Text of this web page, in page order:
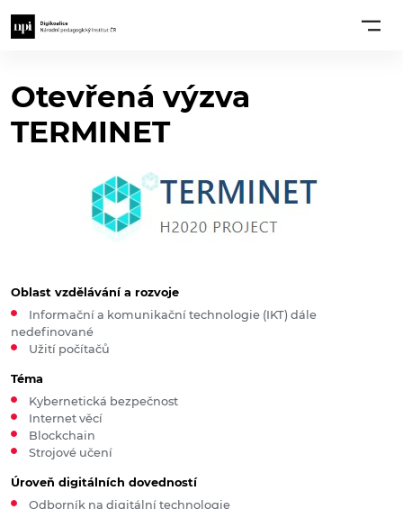
Otevřená výzva
TERMINET
Oblast vzdělávání a rozvoje
Informační a komunikační technologie (IKT) dále
nedefinované
Užití počítačů
Téma
Kybernetická bezpečnost
Internet věcí
Blockchain
Strojové učení
Úroveň digitálních dovedností
Odborník na digitální technologie